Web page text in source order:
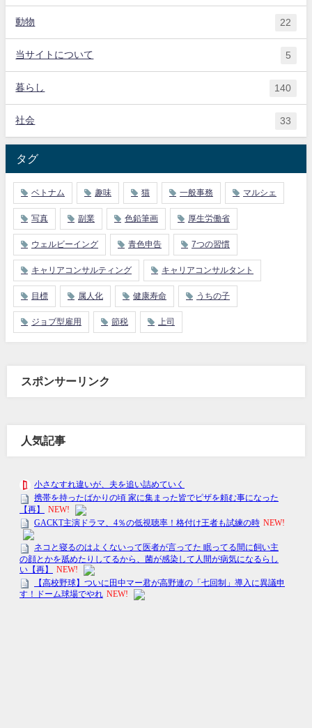
動物 22
当サイトについて 5
暮らし 140
社会 33
タグ
ベトナム 趣味 猫 一般事務 マルシェ
写真 副業 色鉛筆画 厚生労働省
ウェルビーイング 青色申告 7つの習慣
キャリアコンサルティング キャリアコンサルタント
目標 属人化 健康寿命 うちの子
ジョブ型雇用 節税 上司
スポンサーリンク
人気記事